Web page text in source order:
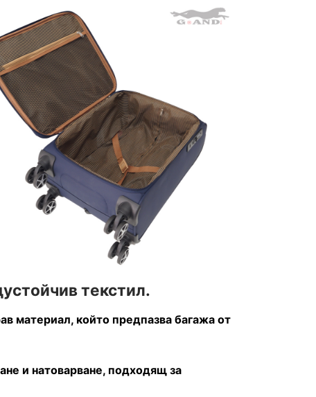
текстил.
материал, който предпазва багажа от
и натоварване, подходящ за